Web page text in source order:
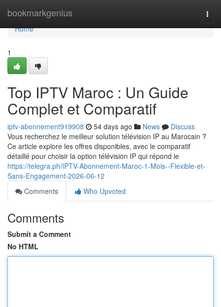
bookmarkgenius
Home
Home
1
Top IPTV Maroc : Un Guide
Complet et Comparatif
iptv-abonnement919908 54 days ago News
Discuss
Vous recherchez le meilleur solution télévision IP au Marocain ?
Ce article explore les offres disponibles, avec le comparatif
détaillé pour choisir la option télévision IP qui répond le
https://telegra.ph/IPTV-Abonnement-Maroc-1-Mois--Flexible-et-
Sans-Engagement-2026-06-12
Comments
Who Upvoted
Comments
Submit a Comment
No HTML